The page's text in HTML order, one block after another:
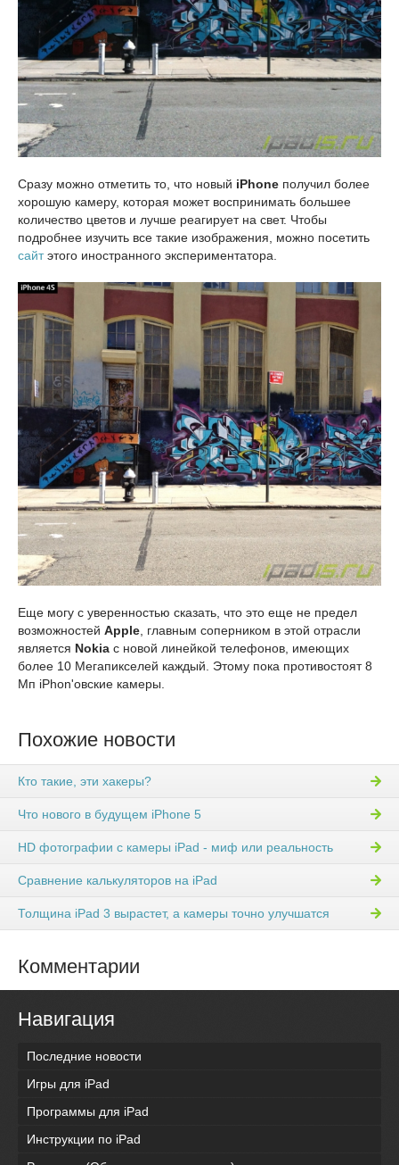
Сразу можно отметить то, что новый iPhone получил более
хорошую камеру, которая может воспринимать большее
количество цветов и лучше реагирует на свет. Чтобы
подробнее изучить все такие изображения, можно посетить
сайтэтого иностранного экспериментатора.
Еще могу с уверенностью сказать, что это еще не предел
возможностей Apple, главным соперником в этой отрасли
является Nokia с новой линейкой телефонов, имеющих
более 10 Мегапикселей каждый. Этому пока противостоят 8
Мп iPhon'овские камеры.
Похожие новости
Кто такие, эти хакеры?
Что нового в будущем iPhone 5
HD фотографии с камеры iPad - миф или реальность
Сравнение калькуляторов на iPad
Толщина iPad 3 вырастет, а камеры точно улучшатся
Комментарии
Навигация
Последние новости
Игры для iPad
Программы для iPad
Инструкции по iPad